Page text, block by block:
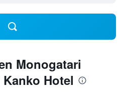
Monogatari
Hotel